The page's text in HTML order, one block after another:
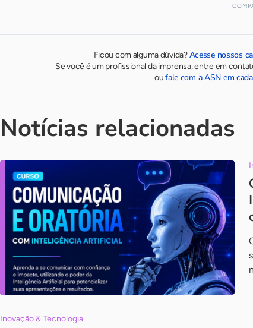
Ficou com alguma dúvida?Acesse nossos
Se você é um profissional da imprensa, entre em
oufale com a ASN em
Notícias relacionadas
Inovação & Tecnologia